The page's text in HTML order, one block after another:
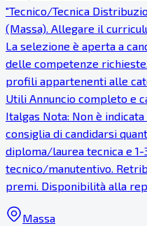
"Tecnico/Tecnica
(Massa). Allegare il
La selezione è aperta a
delle competenze
profili appartenenti alle
Utili Annuncio completo e
Italgas Nota: Non è
consiglia di candidarsi
diploma/laurea tecnica e
tecnico/manutentivo.
premi. Disponibilità alla
Massa